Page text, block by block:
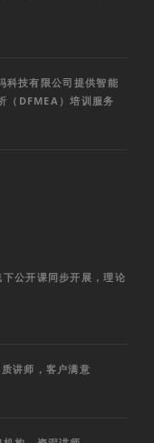
科技有限公司提供智能
（DFMEA）培训服务
公开课同步开展，理论
讲师，客户满意